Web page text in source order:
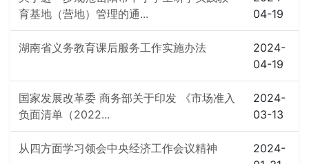
育基地（营地）管理的通...
04-19
湖南省义务教育课后服务工作实施办法
2024-
04-19
国家发展改革委 商务部关于印发 《市场准入
负面清单（2022...
2024-
03-13
从四方面学习领会中央经济工作会议精神
2024-